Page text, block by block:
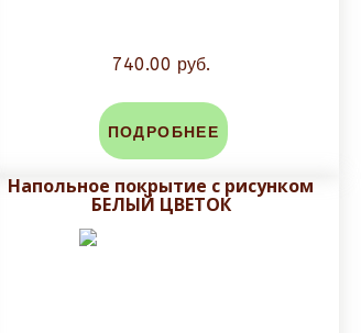
740.00 руб.
ПОДРОБНЕЕ
Напольное покрытие с рисунком
БЕЛЫЙ ЦВЕТОК